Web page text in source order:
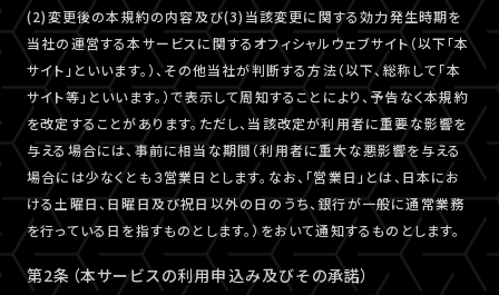
(2)変更後の本規約の内容及び(3)当該変更に関する効力発生時期を
当社の運営する本サービスに関するオフィシャルウェブサイト（以下「本
サイト」といいます。）、その他当社が判断する方法（以下、総称して「本
サイト等」といいます。）で表示して周知することにより、予告なく本規約
を改定することがあります。ただし、当該改定が利用者に重要な影響を
与える場合には、事前に相当な期間（利用者に重大な悪影響を与える
場合には少なくとも３営業日とします。なお、「営業日」とは、日本にお
ける土曜日、日曜日及び祝日以外の日のうち、銀行が一般に通常業務
を行っている日を指すものとします。）をおいて通知するものとします。
第2条（本サービスの利用申込み及びその承諾）